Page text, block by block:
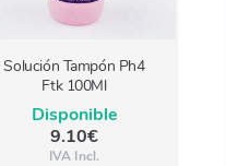
Solución Tampón Ph4
Ftk 100Ml
Disponible
9.10€
IVA Incl.